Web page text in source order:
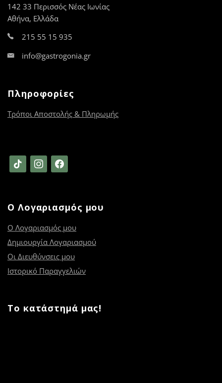
142 33 Περισσός Νέας Ιωνίας
Αθήνα, Ελλάδα
215 55 15 935
info@gastrogonia.gr
Πληροφορίες
Τρόποι Αποστολής & Πληρωμής
tiktok instagramfacebook
Ο Λογαριασμός μου
Ο Λογαριασμός μου
Δημιουργία Λογαριασμού
Οι Διευθύνσεις μου
Ιστορικό Παραγγελιών
Το κατάστημά μας!